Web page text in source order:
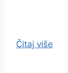
Čitaj više